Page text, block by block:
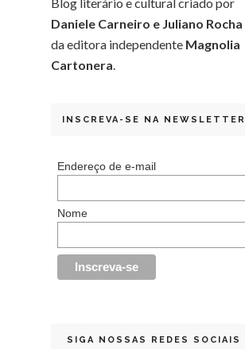
Daniele Carneiro e Juliano Rocha
da editora independente Magnolia
Cartonera.
INSCREVA-SE NA NEWSLETTER
Endereço de e-mail
Nome
SIGA NOSSAS REDES SOCIAIS